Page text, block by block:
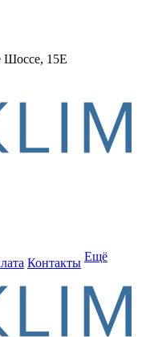
Шоссе, 15Е
Контакты Ещё